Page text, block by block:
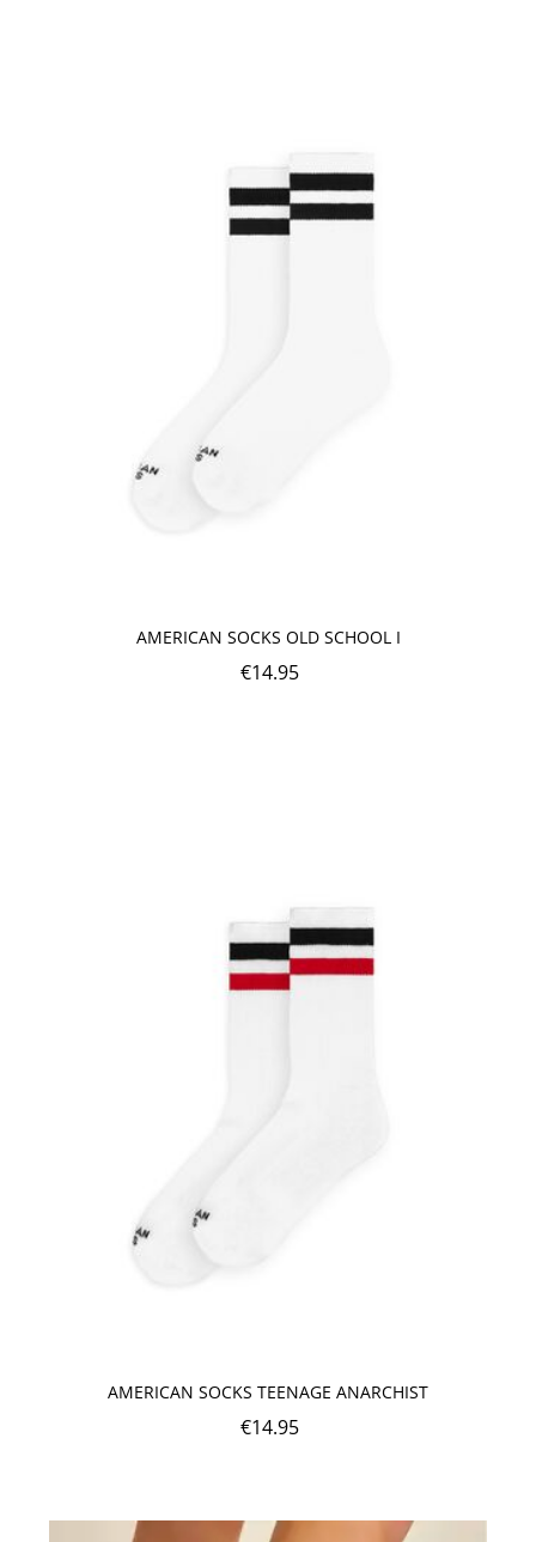
AMERICAN SOCKS OLD SCHOOL I
€14.95
AMERICAN SOCKS TEENAGE ANARCHIST
€14.95